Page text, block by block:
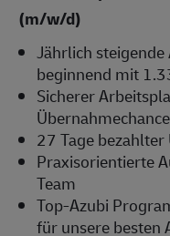
(m/w/d)
Jährlich
beginnend mit
Sicherer
27 Tage
Praxisorientierte
Team
Top-Azubi
für unsere besten